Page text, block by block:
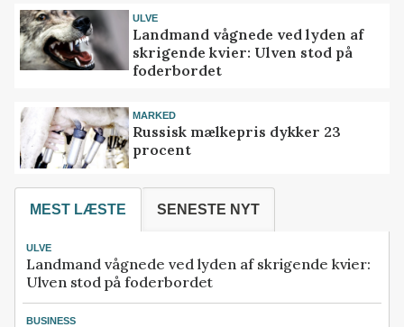
ULVE
Landmand vågnede ved lyden af
skrigende kvier: Ulven stod på
foderbordet
MARKED
Russisk mælkepris dykker 23
procent
MEST LÆSTE SENESTE NYT
ULVE
Landmand vågnede ved lyden af skrigende kvier:
Ulven stod på foderbordet
BUSINESS